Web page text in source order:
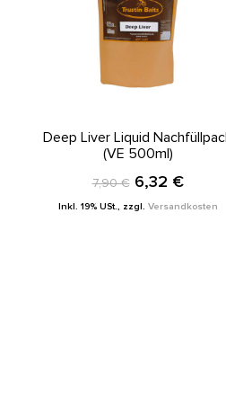
Deep Liver Liquid
(VE 500ml)
7,90 € 6,32 €
Inkl. 19% USt., zzgl. Versandkosten